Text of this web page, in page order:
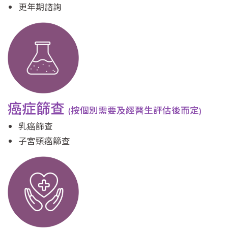
更年期諮詢
癌症篩查 (按個別需要及經醫生評估後而定)
乳癌篩查
子宮頸癌篩查